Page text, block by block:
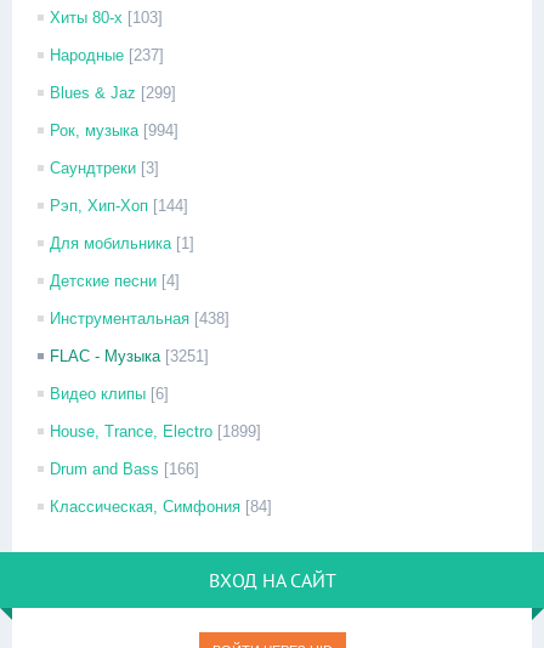
Хиты 80-х [103]
Народные [237]
Blues & Jaz [299]
Рок, музыка [994]
Саундтреки [3]
Рэп, Хип-Хоп [144]
Для мобильника [1]
Детские песни [4]
Инструментальная [438]
FLAC - Музыка [3251]
Видео клипы [6]
House, Trance, Electro [1899]
Drum and Bass [166]
Классическая, Симфония [84]
ВХОД НА САЙТ